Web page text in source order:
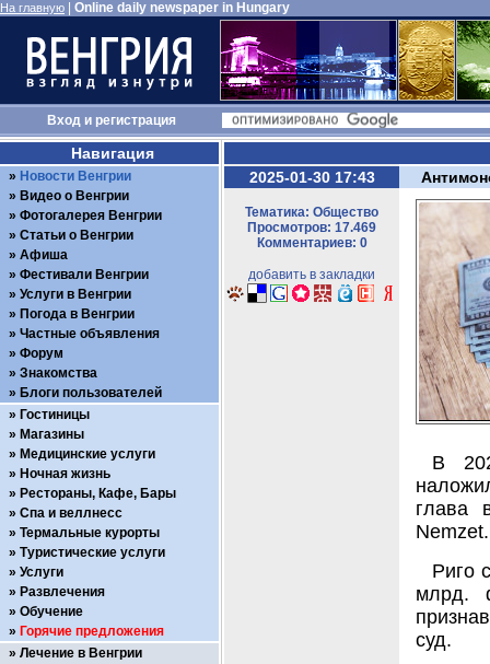
На главную Online daily newspaper in Hungary
Входи регистрация
2025-01-30 17:43
Тематика: Общество
Просмотров: 17.469
Комментариев: 0
добавить в закладки
В
глава
Nemzet.
Риго
млрд.
суд.
Навигация
Новости Венгрии
Видео о Венгрии
Фотогалерея Венгрии
Статьи о Венгрии
Афиша
Фестивали Венгрии
Услуги в Венгрии
Погода в Венгрии
Частные объявления
Форум
Знакомства
Блоги пользователей
Гостиницы
Магазины
Медицинские услуги
Ночная жизнь
Рестораны, Кафе, Бары
Спа и веллнесс
Термальные курорты
Туристические услуги
Услуги
Развлечения
Обучение
Горячие предложения
Лечение в Венгрии